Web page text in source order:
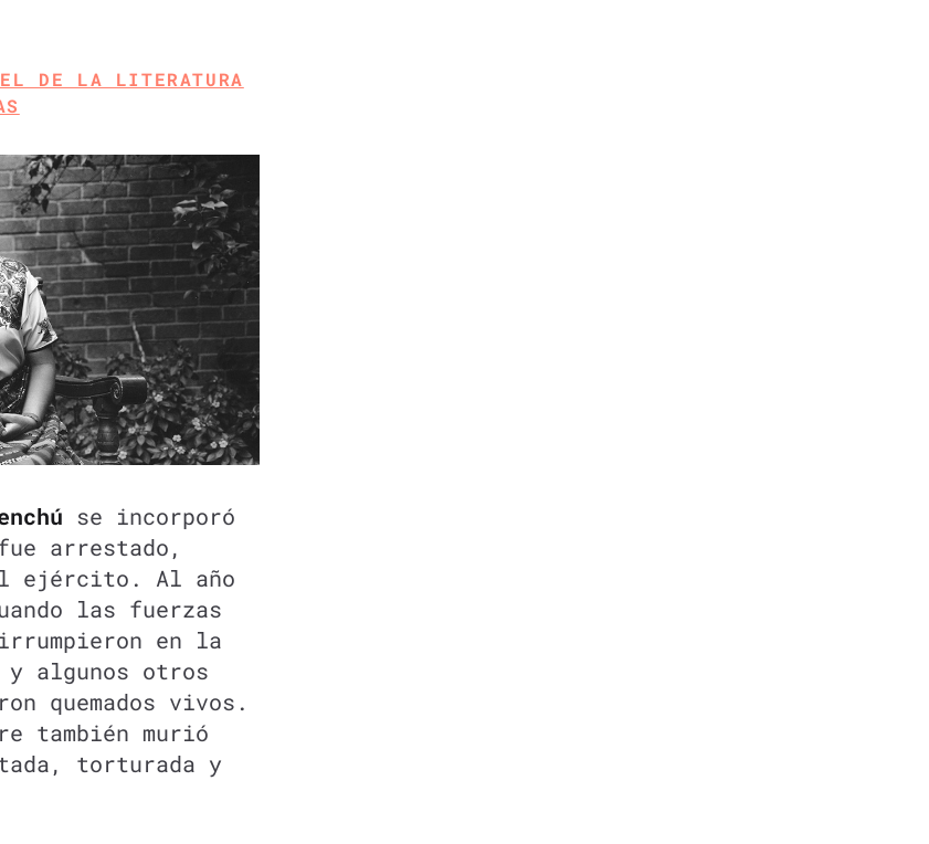
DE LA LITERATURA
se incorporó
arrestado,
ejército. Al año
las fuerzas
en la
y algunos otros
quemados vivos.
también murió
torturada y